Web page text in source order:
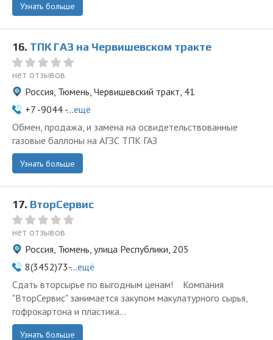
Узнать больше
16. ТПК ГАЗ на Червишевском тракте
нет отзывов
Россия, Тюмень, Червишевский тракт, 41
+7 -9044 -...ещё
Обмен, продажа, и замена на освидетельствованные
газовые баллоны на АГЗС ТПК ГАЗ
Узнать больше
17. ВторСервис
нет отзывов
Россия, Тюмень, улица Республики, 205
8(3452)73-...ещё
Сдать вторсырье по выгодным ценам! Компания
"ВторСервис" занимается закупом макулатурного сырья,
гофрокартона и пластика...
Узнать больше